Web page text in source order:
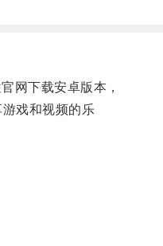
网下载安卓版本，
戏和视频的乐